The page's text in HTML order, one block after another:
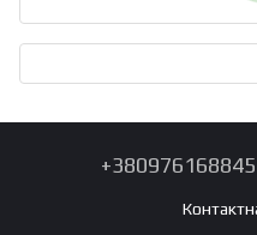
+380976168845